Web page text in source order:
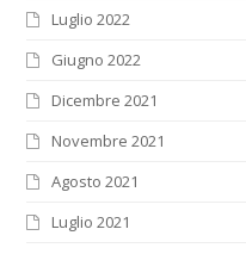
Luglio 2022
Giugno 2022
Dicembre 2021
Novembre 2021
Agosto 2021
Luglio 2021